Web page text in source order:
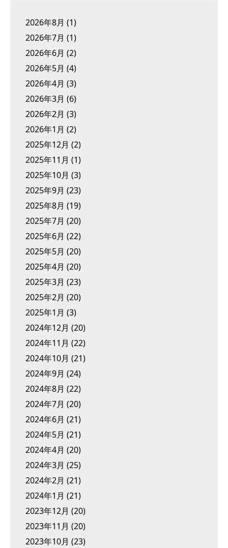
2026年8月 (1)
2026年7月 (1)
2026年6月 (2)
2026年5月 (4)
2026年4月 (3)
2026年3月 (6)
2026年2月 (3)
2026年1月 (2)
2025年12月 (2)
2025年11月 (1)
2025年10月 (3)
2025年9月 (23)
2025年8月 (19)
2025年7月 (20)
2025年6月 (22)
2025年5月 (20)
2025年4月 (20)
2025年3月 (23)
2025年2月 (20)
2025年1月 (3)
2024年12月 (20)
2024年11月 (22)
2024年10月 (21)
2024年9月 (24)
2024年8月 (22)
2024年7月 (20)
2024年6月 (21)
2024年5月 (21)
2024年4月 (20)
2024年3月 (25)
2024年2月 (21)
2024年1月 (21)
2023年12月 (20)
2023年11月 (20)
2023年10月 (23)